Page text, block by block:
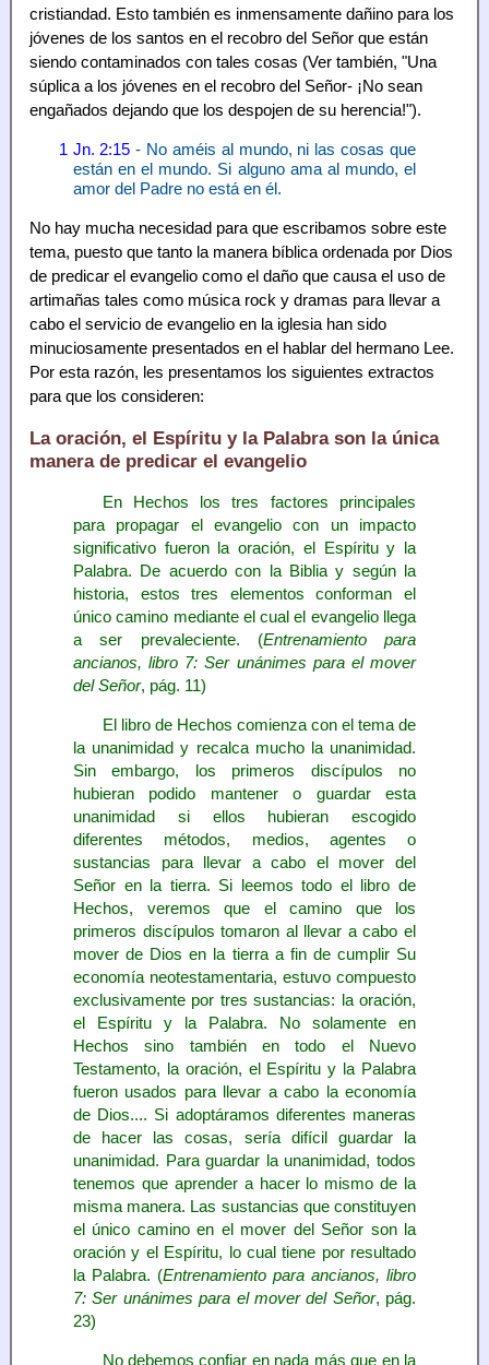
cristiandad. Esto también es inmensamente dañino para los
jóvenes de los santos en el recobro del Señor que están
siendo contaminados con tales cosas (Ver también, "Una
súplica a los jóvenes en el recobro del Señor- ¡No sean
engañados dejando que los despojen de su herencia!").
1 Jn. 2:15 - No améis al mundo, ni las cosas que
están en el mundo. Si alguno ama al mundo, el
amor del Padre no está en él.
No hay mucha necesidad para que escribamos sobre este
tema, puesto que tanto la manera bíblica ordenada por Dios
de predicar el evangelio como el daño que causa el uso de
artimañas tales como música rock y dramas para llevar a
cabo el servicio de evangelio en la iglesia han sido
minuciosamente presentados en el hablar del hermano Lee.
Por esta razón, les presentamos los siguientes extractos
para que los consideren:
La oración, el Espíritu y la Palabra son la única
manera de predicar el evangelio
En Hechos los tres factores principales
para propagar el evangelio con un impacto
significativo fueron la oración, el Espíritu y la
Palabra. De acuerdo con la Biblia y según la
historia, estos tres elementos conforman el
único camino mediante el cual el evangelio llega
a ser prevaleciente. (Entrenamiento para
ancianos, libro 7: Ser unánimes para el mover
del Señor, pág. 11)
El libro de Hechos comienza con el tema de
la unanimidad y recalca mucho la unanimidad.
Sin embargo, los primeros discípulos no
hubieran podido mantener o guardar esta
unanimidad si ellos hubieran escogido
diferentes métodos, medios, agentes o
sustancias para llevar a cabo el mover del
Señor en la tierra. Si leemos todo el libro de
Hechos, veremos que el camino que los
primeros discípulos tomaron al llevar a cabo el
mover de Dios en la tierra a fin de cumplir Su
economía neotestamentaria, estuvo compuesto
exclusivamente por tres sustancias: la oración,
el Espíritu y la Palabra. No solamente en
Hechos sino también en todo el Nuevo
Testamento, la oración, el Espíritu y la Palabra
fueron usados para llevar a cabo la economía
de Dios.... Si adoptáramos diferentes maneras
de hacer las cosas, sería difícil guardar la
unanimidad. Para guardar la unanimidad, todos
tenemos que aprender a hacer lo mismo de la
misma manera. Las sustancias que constituyen
el único camino en el mover del Señor son la
oración y el Espíritu, lo cual tiene por resultado
la Palabra. (Entrenamiento para ancianos, libro
7: Ser unánimes para el mover del Señor, pág.
23)
No debemos confiar en nada más que en la